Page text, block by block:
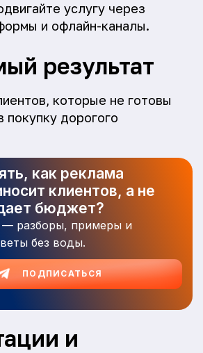
услугу через
и офлайн-каналы.
результат
которые не готовы
покупку дорогого
как реклама
клиентов, а не
бюджет?
— разборы, примеры и
без воды.
ПОДПИСАТЬСЯ
и